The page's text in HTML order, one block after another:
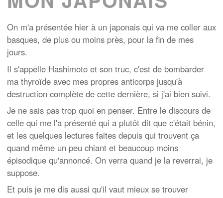
On m'a présentée hier à un japonais qui va me coller aux
basques, de plus ou moins près, pour la fin de mes
jours.
Il s'appelle Hashimoto et son truc, c'est de bombarder
ma thyroïde avec mes propres anticorps jusqu'à
destruction complète de cette dernière, si j'ai bien suivi.
Je ne sais pas trop quoi en penser. Entre le discours de
celle qui me l'a présenté qui a plutôt dit que c'était bénin,
et les quelques lectures faites depuis qui trouvent ça
quand même un peu chiant et beaucoup moins
épisodique qu'annoncé. On verra quand je la reverrai, je
suppose.
Et puis je me dis aussi qu'il vaut mieux se trouver